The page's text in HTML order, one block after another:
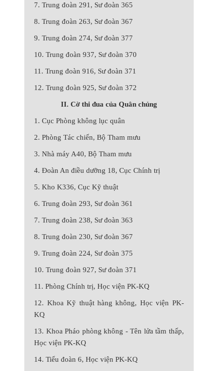
7. Trung đoàn 291, Sư đoàn 365
8. Trung đoàn 263, Sư đoàn 367
9. Trung đoàn 274, Sư đoàn 377
10. Trung đoàn 937, Sư đoàn 370
11. Trung đoàn 916, Sư đoàn 371
12. Trung đoàn 925, Sư đoàn 372
II. Cờ thi đua của Quân chủng
1. Cục Phòng không lục quân
2. Phòng Tác chiến, Bộ Tham mưu
3. Nhà máy A40, Bộ Tham mưu
4. Đoàn An điều dưỡng 18, Cục Chính trị
5. Kho K336, Cục Kỹ thuật
6. Trung đoàn 293, Sư đoàn 361
7. Trung đoàn 238, Sư đoàn 363
8. Trung đoàn 230, Sư đoàn 367
9. Trung đoàn 224, Sư đoàn 375
10. Trung đoàn 927, Sư đoàn 371
11. Phòng Chính trị, Học viện PK-KQ
12. Khoa Kỹ thuật hàng không, Học viện PK-
KQ
13. Khoa Pháo phòng không - Tên lửa tầm thấp,
Học viện PK-KQ
14. Tiểu đoàn 6, Học viện PK-KQ